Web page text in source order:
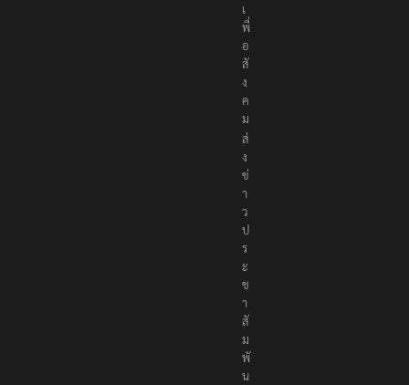
เ
พื่
อ
สั
ง
ค
ม
ส่
ง
ข่
า
ว
ป
ร
ะ
ช
า
สั
ม
พั
น